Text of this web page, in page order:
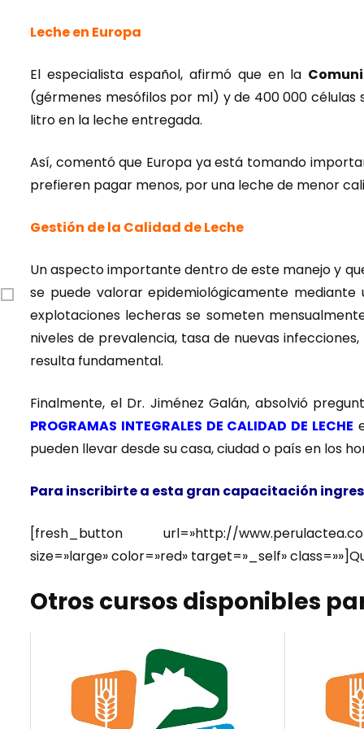
Leche en Europa
El especialista español, afirmó que en la
(gérmenes mesófilos por ml) y de 400 000 células
litro en la leche entregada.
Así, comentó que Europa ya está tomando
prefieren pagar menos, por una leche de menor
Gestión de la Calidad de Leche
Un aspecto importante dentro de este manejo y
se puede valorar epidemiológicamente
explotaciones lecheras se someten
niveles de prevalencia, tasa de nuevas
resulta fundamental.
Finalmente, el Dr. Jiménez Galán, absolvió
PROGRAMAS INTEGRALES DE CALIDAD DE LECHE
pueden llevar desde su casa, ciudad o país en los
Para inscribirte a esta gran capacitación
[fresh_button url=»http://
size=»large» color=»red» target=»_self»
Otros cursos disponibles